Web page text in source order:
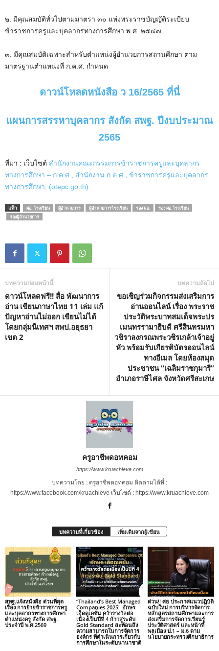
๒. มีคุณสมบัติทั่วไปตามมาตรา ๓๐ แห่งพระราชบัญญัติระเบียบ
ข้าราชการครูและบุคลากรทางการศึกษา พ.ศ. ๒๕๔๗
๓. มีคุณสมบัติเฉพาะสำหรับตำแหน่งผู้อำนวยการสถานศึกษา ตาม
มาตรฐานตำแหน่งที่ ก.ค.ศ. กำหนด
ดาวน์โหลดหนังสือ ว 16/2565 ที่นี่
แผนการสรรหาบุคลากร สังกัด สพฐ. ปีงบประมาณ
2565
ที่มา : เว็บไซต์ สำนักงานคณะกรรมการข้าราชการครูและบุคลากร
ทางการศึกษา – ก.ค.ศ., สำนักงาน ก.ค.ศ., ข้าราชการครูและบุคลากร
ทางการศึกษา, (otepc.go.th)
แท็ก ผอ. โรงเรียน ผู้อำนวยการ ผู้อำนวยการโรงเรียน รอง ผอ.
รอง ผอ.โรงเรียน
รองผู้อำนวยการ
บทความก่อนหน้านี้
ดาวน์โหลดฟรี!! สื่อ พัฒนาการ
อ่าน เขียนภาษาไทย 11 เล่ม แก้
ปัญหาอ่านไม่ออก เขียนไม่ได้
โดยกลุ่มนิเทศฯ สพป.อยุธยา
เขต 2
บทความถัดไป
ขอเชิญร่วมกิจกรรมส่งเสริมการ
อ่านออนไลน์ เรื่อง พระราช
ประวัติพระบาทสมเด็จพระปร
เมนทรรามาธิบดี ศรีสินทรมหา
วชิราลงกรณพระวชิรเกล้าเจ้าอยู่
หัว พร้อมรับเกียรติบัตรออนไลน์
ทางอีเมล โดยห้องสมุด
ประชาชน “เฉลิมราชกุมารี”
อำเภอราษีไศล จังหวัดศรีสะเกษ
ครูอาชีพดอทคอม
https://www.kruachieve.com
บทความโดย : ครูอาชีพดอทคอม ติดตามได้ที่ :
https://www.facebook.com/kruachieve เว็บไซต์ : https://www.kruachieve.com
บทความที่เกี่ยวข้อง เพิ่มเติมจากผู้เขียน
สพฐ.แจ้งหนังสือ ด่วนที่สุด
เรื่อง การย้ายข้าราชการครู
และบุคลากรทางการศึกษา
ตำแหน่งครู สังกัด สพฐ.
ประจำปี พ.ศ.2569
“Thailand’s Best Managed
Companies 2025″ อักษร
เอ็ดดูเคชั่น คว้ารางวัลต่อ
เนื่องเป็นปีที่ 4 ก้าวสู่ระดับ
Gold Standard สะท้อนถึง
ความสามารถในการจัดการ
องค์กร ที่ดำเนินการเกี่ยวกับ
การศึกษาในระดับนานาชาติ
ด่วน!! ศธ ประกาศแนวปฏิบัติ
ฉบับใหม่ การบริหารจัดการ
หลักสูตรสถานศึกษาและการ
ส่งเสริมการจัดการเรียนรู้
ประวัติศาสตร์ และหน้าที่
พลเมือง ป.1 – ม.6 ตาม
นโยบายกระทรวงศึกษาธิการ